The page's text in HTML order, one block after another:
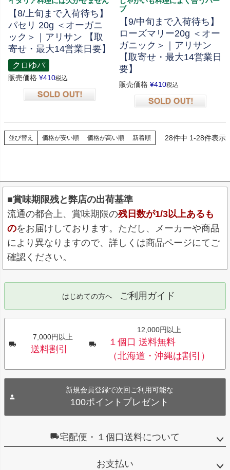
【8/上旬まで入荷待ち】
パセリ 20g ＜オーガニ
ック＞｜アリサン 【取
寄せ・最大14営業日要】
クロゆパ
販売価格 ¥410税込
ブ
【9/中旬まで入荷待ち】
ローズマリー20g ＜オー
ガニック＞｜アリサン
【取寄せ・最大14営業日
要】
販売価格 ¥410税込
並び替え 価格が安い順 価格が高い順 新着順 28件中 1-28件表示
■賞味期限残と弊店の出荷基準
流通の都合上、賞味期限の残日数が1/3以上あるも
のをお届けしております。ただし、メーカーや商品
により異なりますので、詳しくは商品ページにてご
確認ください。
はじめての方へ ご利用ガイド
7,000円以上
送料割引
12,000円以上
１個口 送料無料
（北海道・沖縄は割引）
新規会員登録で次回ご利用可能な
100ポイントプレゼント
宅配便・１個口送料について
お支払い